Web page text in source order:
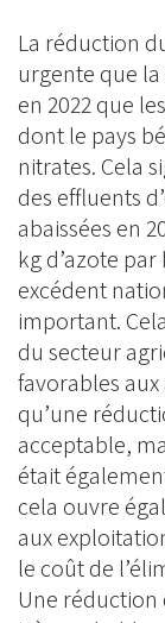
La réduction
urgente que
en 2022 que
dont le pays
nitrates. Cela
des effluents
abaissées en
kg d’azote
excédent
important.
du secteur
favorables
qu’une
acceptable,
était
cela ouvre
aux
le coût de
Une réduction